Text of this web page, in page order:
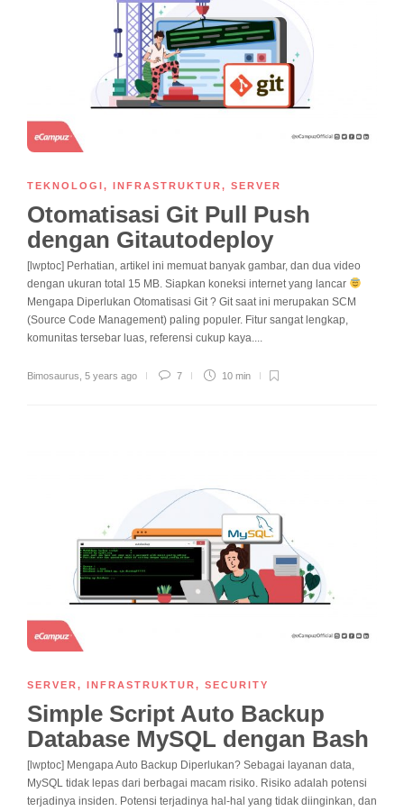
TEKNOLOGI, INFRASTRUKTUR, SERVER
Otomatisasi Git Pull Push
dengan Gitautodeploy
[lwptoc] Perhatian, artikel ini memuat banyak gambar, dan dua video
dengan ukuran total 15 MB. Siapkan koneksi internet yang lancar
Mengapa Diperlukan Otomatisasi Git ? Git saat ini merupakan SCM
(Source Code Management) paling populer. Fitur sangat lengkap,
komunitas tersebar luas, referensi cukup kaya....
Bimosaurus 5 years ago 7 10 min
SERVER, INFRASTRUKTUR, SECURITY
Simple Script Auto Backup
Database MySQL dengan Bash
[lwptoc] Mengapa Auto Backup Diperlukan? Sebagai layanan data,
MySQL tidak lepas dari berbagai macam risiko. Risiko adalah potensi
terjadinya insiden. Potensi terjadinya hal-hal yang tidak diinginkan, dan